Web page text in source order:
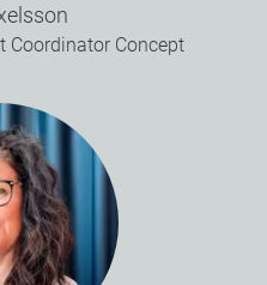
Coordinator Concept